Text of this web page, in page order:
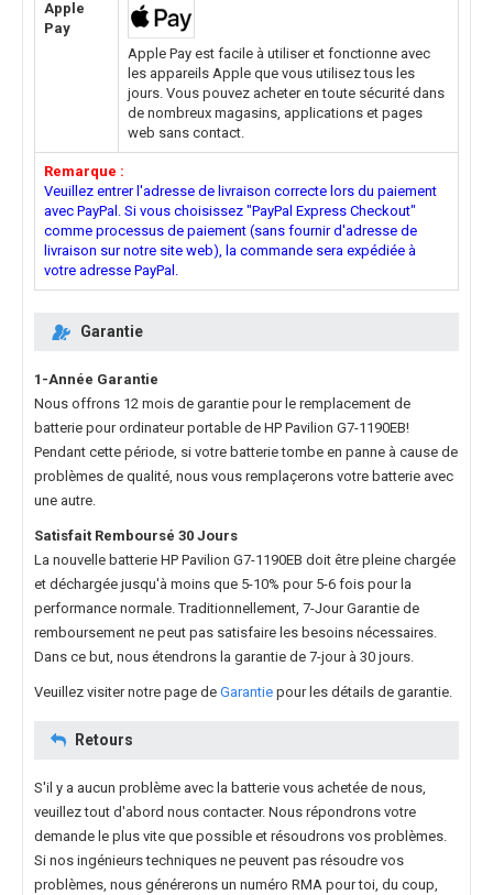
Apple
Pay
Apple Pay est facile à utiliser et fonctionne avec
les appareils Apple que vous utilisez tous les
jours. Vous pouvez acheter en toute sécurité dans
de nombreux magasins, applications et pages
web sans contact.
Remarque :
Veuillez entrer l'adresse de livraison correcte lors du paiement
avec PayPal. Si vous choisissez "PayPal Express Checkout"
comme processus de paiement (sans fournir d'adresse de
livraison sur notre site web), la commande sera expédiée à
votre adresse PayPal.
Garantie
1-Année Garantie
Nous offrons 12 mois de garantie pour le remplacement de
batterie pour ordinateur portable de HP Pavilion G7-1190EB!
Pendant cette période, si votre batterie tombe en panne à cause de
problèmes de qualité, nous vous remplaçerons votre batterie avec
une autre.
Satisfait Remboursé 30 Jours
La nouvelle batterie HP Pavilion G7-1190EB doit être pleine chargée
et déchargée jusqu'à moins que 5-10% pour 5-6 fois pour la
performance normale. Traditionnellement, 7-Jour Garantie de
remboursement ne peut pas satisfaire les besoins nécessaires.
Dans ce but, nous étendrons la garantie de 7-jour à 30 jours.
Veuillez visiter notre page de Garantie pour les détails de garantie.
Retours
S'il y a aucun problème avec la batterie vous achetée de nous,
veuillez tout d'abord nous contacter. Nous répondrons votre
demande le plus vite que possible et résoudrons vos problèmes.
Si nos ingénieurs techniques ne peuvent pas résoudre vos
problèmes, nous générerons un numéro RMA pour toi, du coup,